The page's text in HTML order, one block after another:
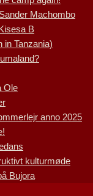
Machombo
B
in Tanzania)
Ole
anno 2025
kulturmøde
Bujora